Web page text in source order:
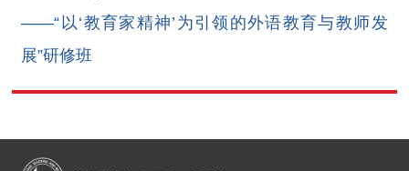
——“以‘教育家精神’为引领的外语教育与教师发
展”研修班